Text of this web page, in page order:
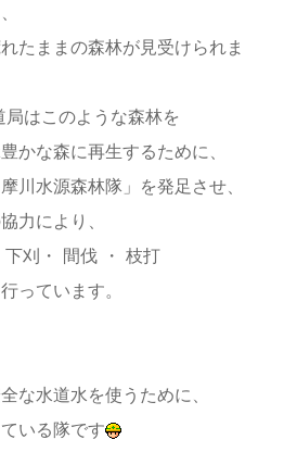
たままの森林が見受けられま
はこのような森林を
かな森に再生するために、
川水源森林隊」を発足させ、
力により、
刈・ 間伐 ・ 枝打
っています。
な水道水を使うために、
いる隊です